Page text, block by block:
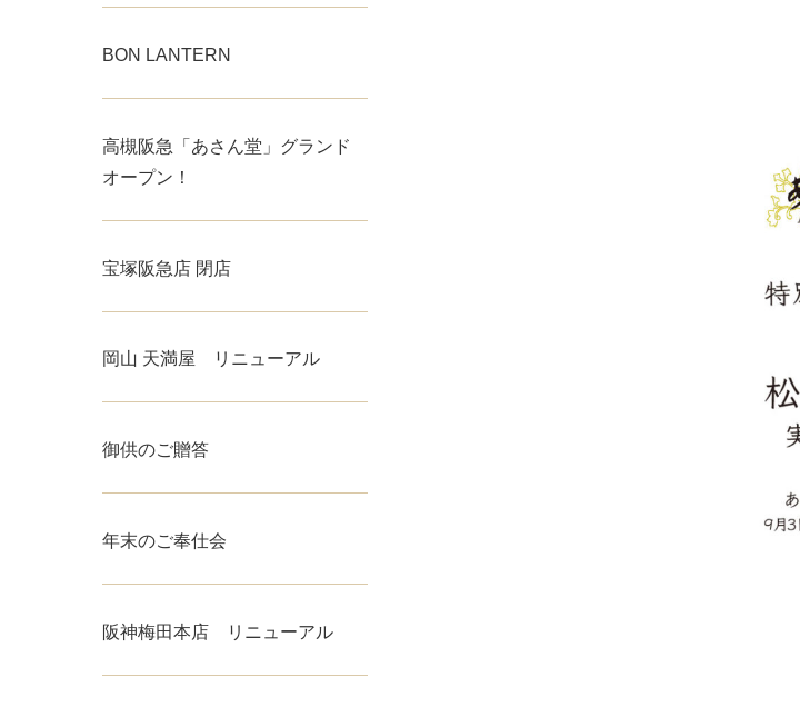
BON LANTERN
高槻阪急「あさん堂」グランド
オープン！
宝塚阪急店 閉店
岡山 天満屋 リニューアル
御供のご贈答
年末のご奉仕会
阪神梅田本店 リニューアル